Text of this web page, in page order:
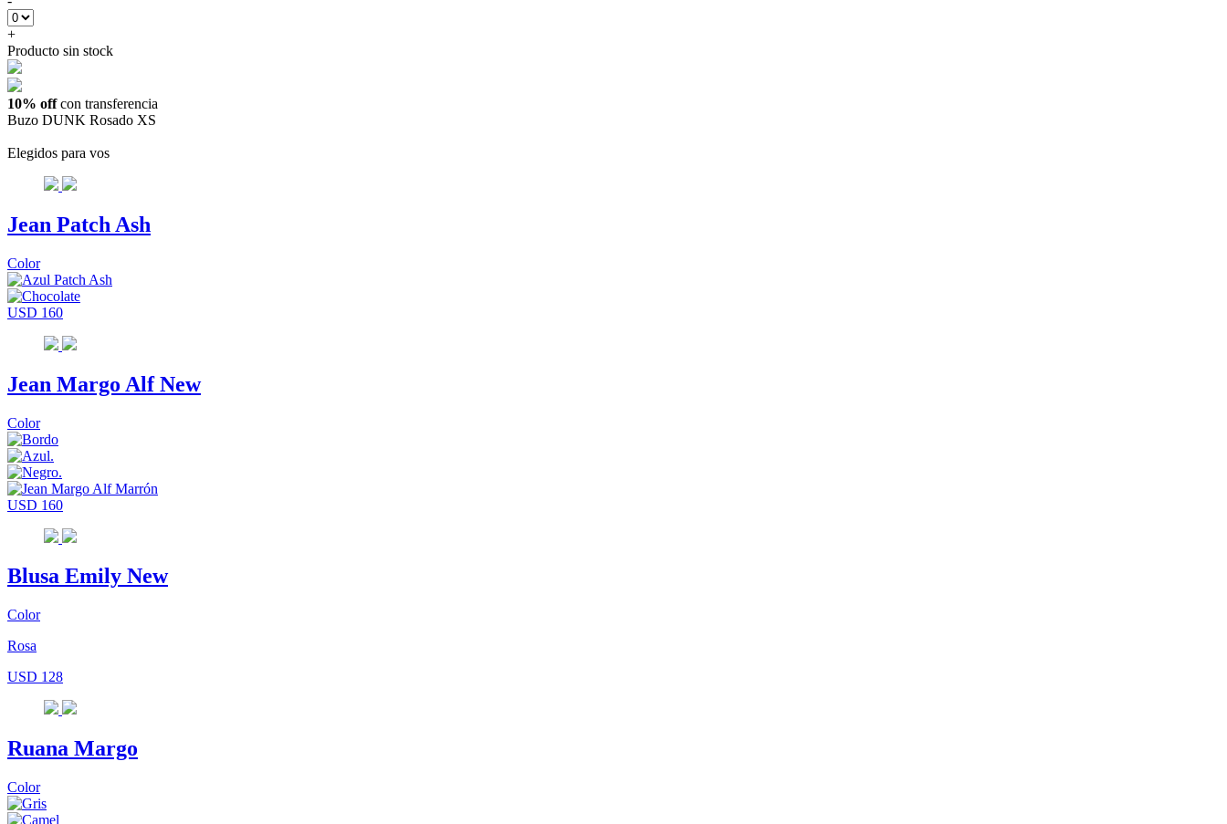
+
Producto sin stock
10% offcon transferencia
Buzo DUNK Rosado XS
Elegidos para vos
Jean Patch Ash
Color
USD 160
Jean Margo Alf New
Color
USD 160
Blusa Emily New
Color
Rosa
USD 128
Ruana Margo
Color